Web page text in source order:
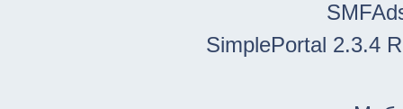
SimplePortal 2.3.4